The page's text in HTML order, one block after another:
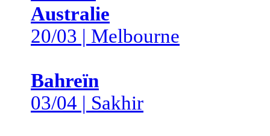
Australie
20/03 | Melbourne
Bahreïn
03/04 | Sakhir